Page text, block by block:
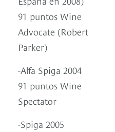
91 puntos Wine
Advocate (Robert
Parker)
-Alfa Spiga 2004
91 puntos Wine
Spectator
-Spiga 2005